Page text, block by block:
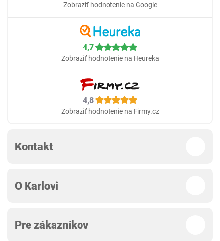
Zobraziť hodnotenie na Google
4,7
Zobraziť hodnotenie na Heureka
4,8
Zobraziť hodnotenie na Firmy.cz
Kontakt
O Karlovi
Pre zákazníkov